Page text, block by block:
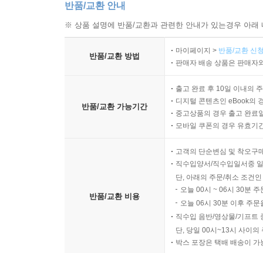
반품/교환 안내
※ 상품 설명에 반품/교환과 관련한 안내가 있는경우 아
반품/교환 방법
마이페이지 > 반품/교환 신
판매자 배송 상품은 판매자
반품/교환 가능기간
출고 완료 후 10일 이내의
디지털 콘텐츠인 eBook의
중고상품의 경우 출고 완료
모바일 쿠폰의 경우 유효기
반품/교환 비용
고객의 단순변심 및 착오구
직수입양서/직수입일서중
단, 아래의 주문/취소 조건
오늘 00시 ~ 06시 30분
오늘 06시 30분 이후 주
직수입 음반/영상물/기프트
단, 당일 00시~13시 사이의
박스 포장은 택배 배송이